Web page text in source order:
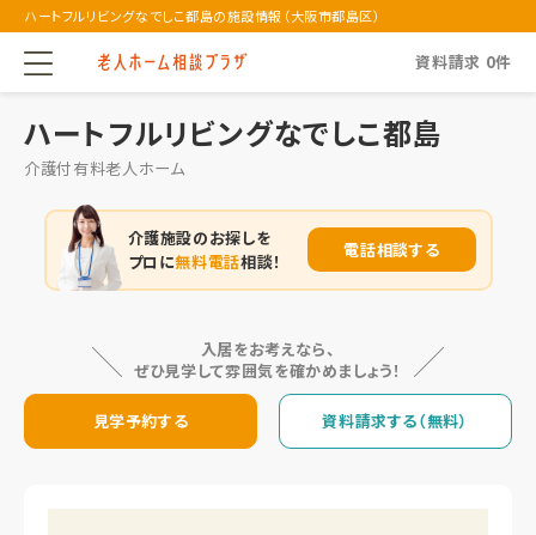
ハートフルリビングなでしこ都島の施設情報（大阪市都島区）
資料請求 0件
ハートフルリビングなでしこ都島
介護付有料老人ホーム
介護施設のお探しを
プロに無料電話相談！
電話相談する
入居をお考えなら、
ぜひ見学して雰囲気を確かめましょう！
見学予約する 資料請求する（無料）